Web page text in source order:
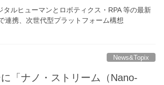
ルヒューマンとロボティクス・RPA 等の最新
連携、次世代型プラットフォーム構想
News&Topix
「ナノ・ストリーム（Nano-